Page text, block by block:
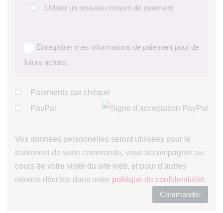
Utiliser un nouveau moyen de paiement
Enregistrer mes informations de paiement pour de
futurs achats.
Paiements par chèque
PayPal
Vos données personnelles seront utilisées pour le
traitement de votre commande, vous accompagner au
cours de votre visite du site web, et pour d’autres
raisons décrites dans notre politique de confidentialité.
Commander